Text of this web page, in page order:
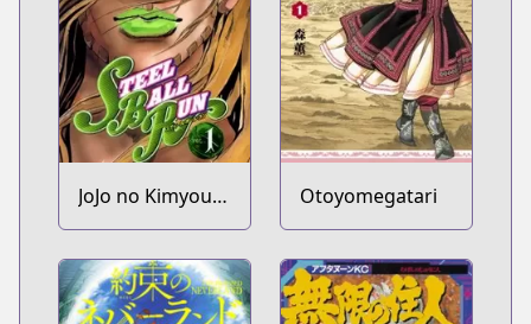
JoJo no Kimyou
na Bouken Part
7: Steel Ball Run
Otoyomegatari